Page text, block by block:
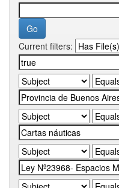
Current filters: